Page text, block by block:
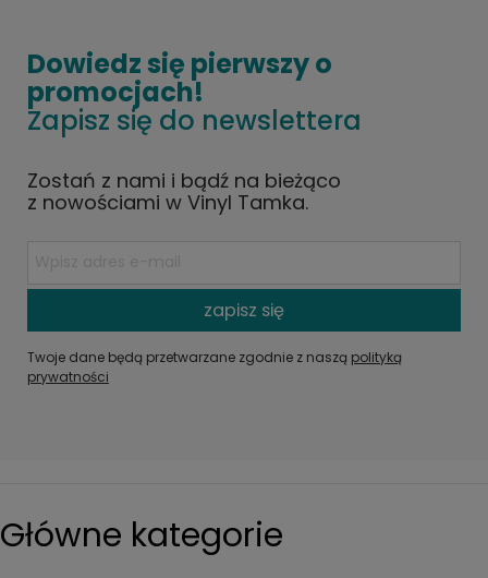
Dowiedz się pierwszy o
promocjach!
Zapisz się do newslettera
Zostań z nami i bądź na bieżąco
z nowościami w Vinyl Tamka.
zapisz się
Twoje dane będą przetwarzane zgodnie z naszą polityką
prywatności
Główne kategorie